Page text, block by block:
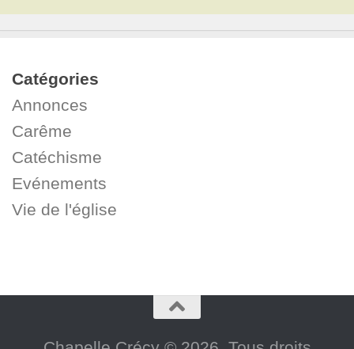
Catégories
Annonces
Carême
Catéchisme
Evénements
Vie de l'église